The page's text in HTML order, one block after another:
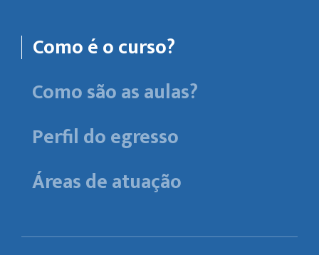
Como é o curso?
Como são as aulas?
Perfil do egresso
Áreas de atuação